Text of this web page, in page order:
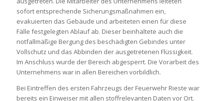
sofort entsprechende Sicherungsmaßnahmen ein,
evakuierten das Gebäude und arbeiteten einen für diese
Fälle festgelegten Ablauf ab. Dieser beinhaltete auch die
notfallmäßige Bergung des beschädigten Gebindes unter
Vollschutz und das Abbinden der ausgetretenen Flüssigkeit.
Im Anschluss wurde der Bereich abgesperrt. Die Vorarbeit des
Unternehmens war in allen Bereichen vorbildlich.
Bei Eintreffen des ersten Fahrzeugs der Feuerwehr Rieste war
bereits ein Einweiser mit allen stoffrelevanten Daten vor Ort.